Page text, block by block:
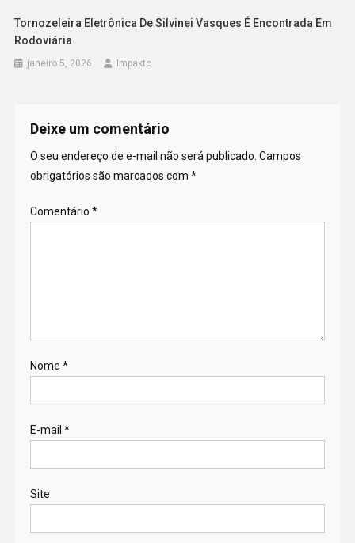
Tornozeleira Eletrônica De Silvinei Vasques É Encontrada Em
Rodoviária
janeiro 5, 2026 Impakto
Deixe um comentário
O seu endereço de e-mail não será publicado. Campos
obrigatórios são marcados com *
Comentário *
Nome *
E-mail *
Site